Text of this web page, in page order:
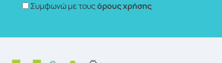
Συμφωνώ με τουςόρους χρήσης